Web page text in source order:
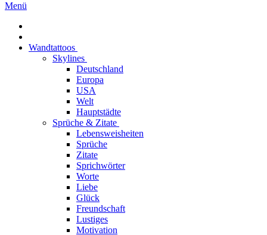
Menü
Wandtattoos
Skylines
Deutschland
Europa
USA
Welt
Hauptstädte
Sprüche & Zitate
Lebensweisheiten
Sprüche
Zitate
Sprichwörter
Worte
Liebe
Glück
Freundschaft
Lustiges
Motivation